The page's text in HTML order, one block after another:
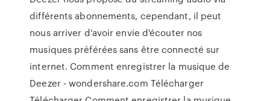
différents abonnements, cependant, il peut
nous arriver d'avoir envie d'écouter nos
musiques préférées sans être connecté sur
internet. Comment enregistrer la musique de
Deezer - wondershare.com Télécharger